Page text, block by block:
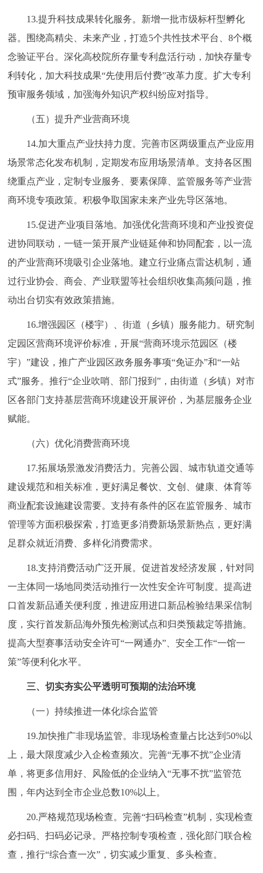
13.提升科技成果转化服务。新增一批市级标杆型孵化
器。围绕高精尖、未来产业，打造5个共性技术平台、8个概
念验证平台。深化高校院所存量专利盘活行动，加快存量专
利转化，加大科技成果“先使用后付费”改革力度。扩大专利
预审服务领域，加强海外知识产权纠纷应对指导。
（五）提升产业营商环境
14.加大重点产业扶持力度。完善市区两级重点产业应用
场景常态化发布机制，定期发布应用场景清单。支持各区围
绕重点产业，定制专业服务、要素保障、监管服务等产业营
商环境专项政策。积极争取国家未来产业先导区落地。
15.促进产业项目落地。加强优化营商环境和产业投资促
进协同联动，一链一策开展产业链延伸和协同配套，以一流
的产业营商环境吸引企业落地。建立行业痛点雷达机制，通
过行业协会、商会、产业联盟等社会组织收集高频问题，推
动出台切实有效政策措施。
16.增强园区（楼宇）、街道（乡镇）服务能力。研究制
定园区营商环境评价标准，开展“营商环境示范园区（楼
宇）”建设，推广产业园区政务服务事项“免证办”和“一站
式”服务。推行“企业吹哨、部门报到”，由街道（乡镇）对市
区各部门支持基层营商环境建设开展评价，为基层服务企业
赋能。
（六）优化消费营商环境
17.拓展场景激发消费活力。完善公园、城市轨道交通等
建设规范和相关标准，更好满足餐饮、文创、健康、体育等
商业配套设施建设需要。支持有条件的区在监管服务、城市
管理等方面积极探索，打造更多消费新场景新热点，更好满
足群众就近消费、多样化消费需求。
18.支持消费活动广泛开展。促进首发经济发展，针对同
一主体同一场地同类活动推行一次性安全许可制度。提高进
口首发新品通关便利度，推进应用进口新品检验结果采信制
度，实行首发新品海外预先检测试点和归类预裁定等措施。
提高大型赛事活动安全许可“一网通办”、安全工作“一馆一
策”等便利化水平。
三、切实夯实公平透明可预期的法治环境
（一）持续推进一体化综合监管
19.加快推广非现场监管。非现场检查量占比达到50%以
上，最大限度减少入企检查频次。完善“无事不扰”企业清
单，将更多信用好、风险低的企业纳入“无事不扰”监管范
围，年内达到全市企业总数10%以上。
20.严格规范现场检查。完善“扫码检查”机制，实现检查
必扫码、扫码必记录。严格控制专项检查，强化部门联合检
查，推行“综合查一次”，切实减少重复、多头检查。